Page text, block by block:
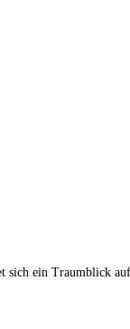
sich ein Traumblick